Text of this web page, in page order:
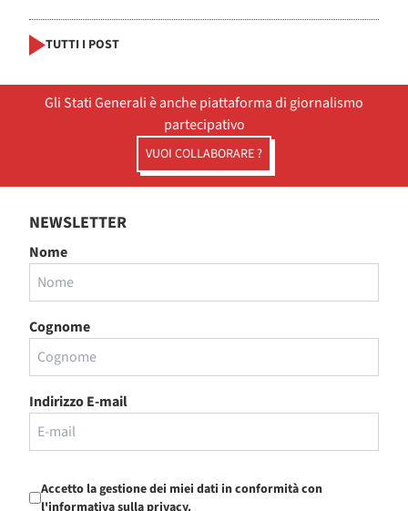
TUTTI I POST
Gli Stati Generali è anche piattaforma di giornalismo
partecipativo
VUOI COLLABORARE ?
NEWSLETTER
Nome
Cognome
Indirizzo E-mail
Accetto la gestione dei miei dati in conformità con
l'informativa sulla privacy.